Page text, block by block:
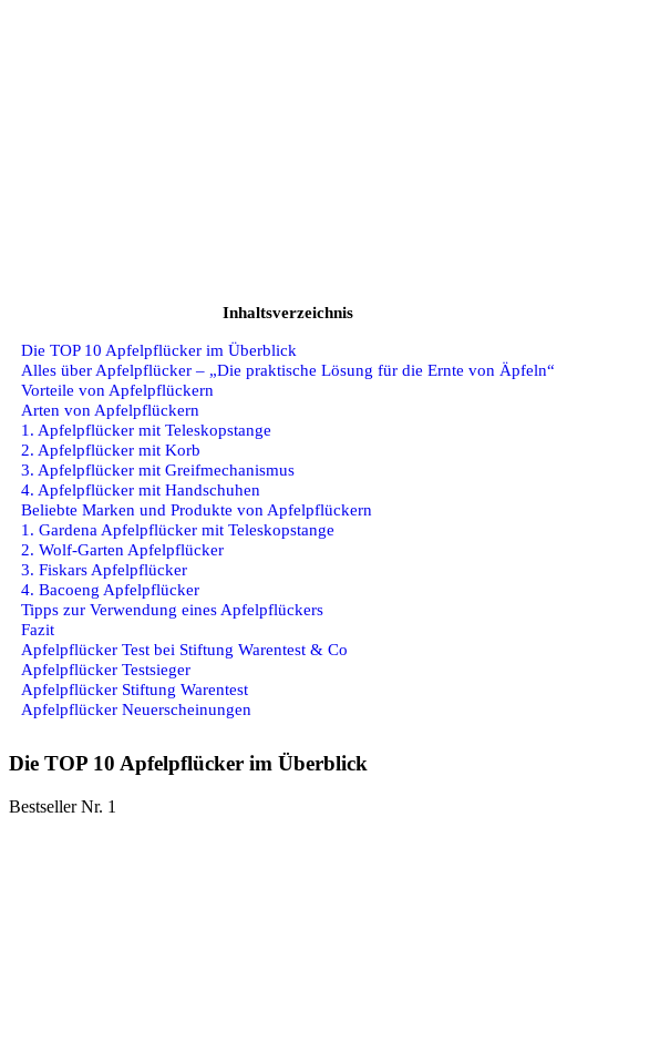
Inhaltsverzeichnis
Die TOP 10 Apfelpflücker im Überblick
Alles über Apfelpflücker – „Die praktische Lösung für die Ernte von Äpfeln“
Vorteile von Apfelpflückern
Arten von Apfelpflückern
1. Apfelpflücker mit Teleskopstange
2. Apfelpflücker mit Korb
3. Apfelpflücker mit Greifmechanismus
4. Apfelpflücker mit Handschuhen
Beliebte Marken und Produkte von Apfelpflückern
1. Gardena Apfelpflücker mit Teleskopstange
2. Wolf-Garten Apfelpflücker
3. Fiskars Apfelpflücker
4. Bacoeng Apfelpflücker
Tipps zur Verwendung eines Apfelpflückers
Fazit
Apfelpflücker Test bei Stiftung Warentest & Co
Apfelpflücker Testsieger
Apfelpflücker Stiftung Warentest
Apfelpflücker Neuerscheinungen
Die TOP 10 Apfelpflücker im Überblick
Bestseller Nr. 1